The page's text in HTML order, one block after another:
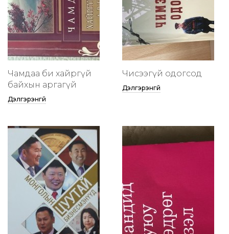
Чамдаа би хайргүй
байхын аргагүй
Дэлгэрэнгүй
Чисээгүй одогсод
Дэлгэрэнгүй